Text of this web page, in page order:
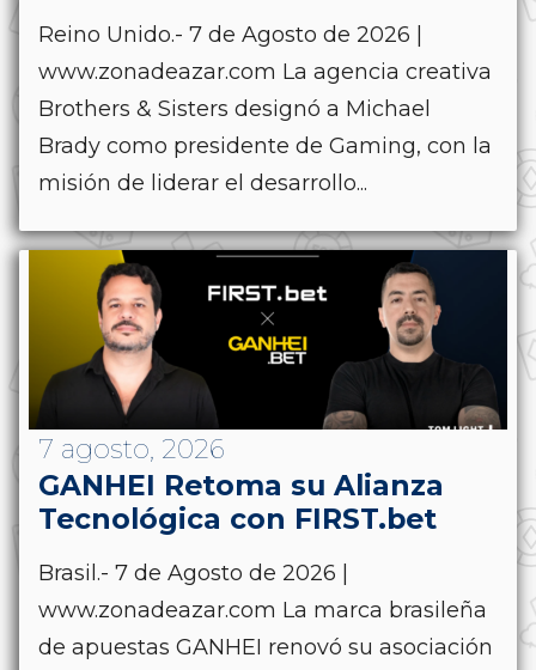
Reino Unido.- 7 de Agosto de 2026 |
www.zonadeazar.com La agencia creativa
Brothers & Sisters designó a Michael
Brady como presidente de Gaming, con la
misión de liderar el desarrollo...
7 agosto, 2026
GANHEI Retoma su Alianza
Tecnológica con FIRST.bet
Brasil.- 7 de Agosto de 2026 |
www.zonadeazar.com La marca brasileña
de apuestas GANHEI renovó su asociación